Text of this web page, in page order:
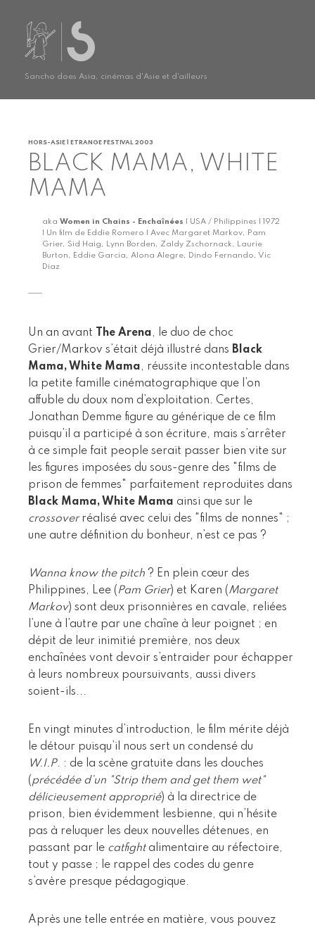
Sancho does Asia, cinémas d'Asie et d'ailleurs
HORS-ASIE | ETRANGE FESTIVAL 2003
BLACK MAMA, WHITE
MAMA
aka Women in Chains - Enchaînées | USA / Philippines | 1972
| Un film de Eddie Romero | Avec Margaret Markov, Pam
Grier, Sid Haig, Lynn Borden, Zaldy Zschornack, Laurie
Burton, Eddie Garcia, Alona Alegre, Dindo Fernando, Vic
Diaz
Un an avant The Arena, le duo de choc
Grier/Markov s’était déjà illustré dans Black
Mama, White Mama, réussite incontestable dans
la petite famille cinématographique que l’on
affuble du doux nom d’exploitation. Certes,
Jonathan Demme figure au générique de ce film
puisqu’il a participé à son écriture, mais s’arrêter
à ce simple fait people serait passer bien vite sur
les figures imposées du sous-genre des "films de
prison de femmes" parfaitement reproduites dans
Black Mama, White Mama ainsi que sur le
crossoverréalisé avec celui des "films de nonnes" ;
une autre définition du bonheur, n’est ce pas ?
Wanna know the pitch ? En plein cœur des
Philippines, Lee ( Pam Grier) et Karen (Margaret
Markov) sont deux prisonnières en cavale, reliées
l’une à l’autre par une chaîne à leur poignet ; en
dépit de leur inimitié première, nos deux
enchaînées vont devoir s’entraider pour échapper
à leurs nombreux poursuivants, aussi divers
soient-ils...
En vingt minutes d’introduction, le film mérite déjà
le détour puisqu’il nous sert un condensé du
W.I.P. : de la scène gratuite dans les douches
(précédée d’un "Strip them and get them wet"
délicieusement approprié) à la directrice de
prison, bien évidemment lesbienne, qui n’hésite
pas à reluquer les deux nouvelles détenues, en
passant par le catfightalimentaire au réfectoire,
tout y passe ; le rappel des codes du genre
s’avère presque pédagogique.
Après une telle entrée en matière, vous pouvez